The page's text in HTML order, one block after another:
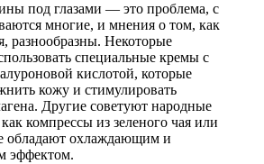
под глазами — это проблема, с
многие, и мнения о том, как
разнообразны. Некоторые
специальные кремы с
кислотой, которые
кожу и стимулировать
Другие советуют народные
компрессы из зеленого чая или
обладают охлаждающим и
эффектом.